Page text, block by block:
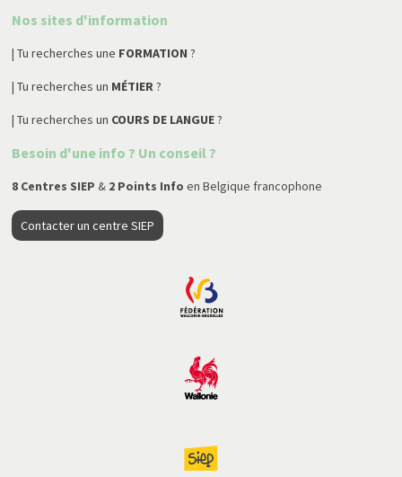
Nos sites d'information
| Tu recherches une FORMATION ?
| Tu recherches un MÉTIER?
| Tu recherches un COURS DE LANGUE?
Besoin d'une info ? Un conseil ?
8 Centres SIEP & 2 Points Info en Belgique francophone
Contacter un centre SIEP